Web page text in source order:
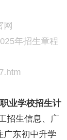
网
年招生章程
业学校招生计
招生信息、广
广东初中升学